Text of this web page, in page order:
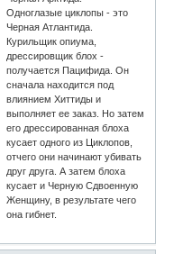
Одноглазые циклопы - это
Черная Атлантида.
Курильщик опиума,
дрессировщик блох -
получается Пацифида. Он
сначала находится под
влиянием Хиттиды и
выполняет ее заказ. Но затем
его дрессированная блоха
кусает одного из Циклопов,
отчего они начинают убивать
друг друга. А затем блоха
кусает и Черную Сдвоенную
Женщину, в результате чего
она гибнет.